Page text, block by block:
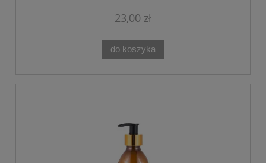
23,00 zł
do koszyka